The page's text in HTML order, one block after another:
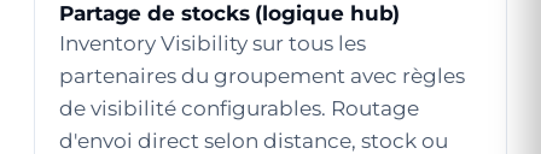
Partage de stocks (logique hub)
Inventory Visibility sur tous les
partenaires du groupement avec règles
de visibilité configurables. Routage
d'envoi direct selon distance, stock ou